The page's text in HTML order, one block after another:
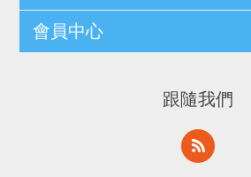
會員中心
跟隨我們